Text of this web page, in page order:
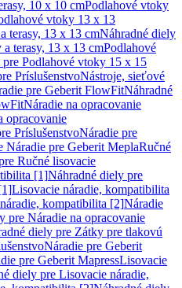
10 x 10 cmPodlahové vtoky
vtoky 13 x 13
terasy, 13 x 13 cmNáhradné diely
terasy, 13 x 13 cmPodlahové
Podlahové vtoky 15 x 15
PríslušenstvoNástroje, sieťové
pre Geberit FlowFitNáhradné
Náradie na opracovanie
opracovanie
PríslušenstvoNáradie pre
Náradie pre Geberit MeplaRučné
Ručné lisovacie
[1]Náhradné diely pre
Lisovacie náradie, kompatibilita
kompatibilita [2]Náradie
pre Náradie na opracovanie
diely pre Zátky pre tlakovú
Náradie pre Geberit
pre Geberit MapressLisovacie
diely pre Lisovacie náradie,